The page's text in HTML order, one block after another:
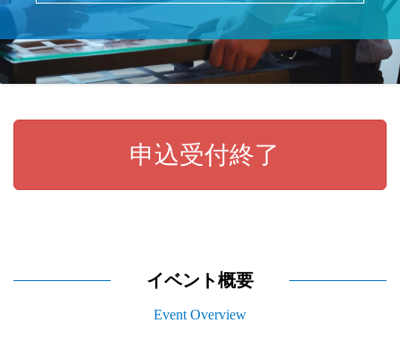
申込受付終了
イベント概要
Event Overview